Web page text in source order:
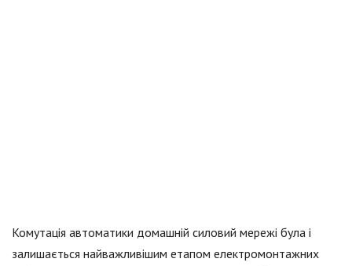
Комутація автоматики домашній силовий мережі була і
залишається найважливішим етапом електромонтажних